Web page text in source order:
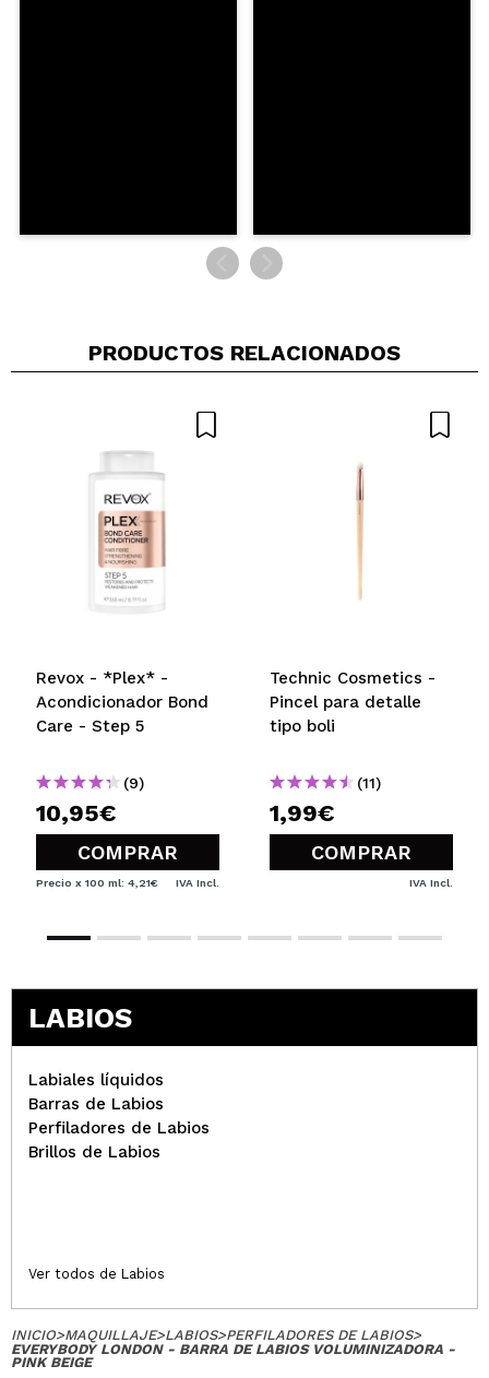
PRODUCTOS RELACIONADOS
Revox - *Plex* -
Acondicionador Bond
Care - Step 5
(9)
10,95€
COMPRAR
Precio x 100 ml: 4,21€ IVA Incl.
Technic Cosmetics -
Pincel para detalle
tipo boli
(11)
1,99€
COMPRAR
IVA Incl.
LABIOS
Labiales líquidos
Barras de Labios
Perfiladores de Labios
Brillos de Labios
Ver todos de Labios
INICIO>MAQUILLAJE>LABIOS>PERFILADORES DE LABIOS>
EVERYBODY LONDON - BARRA DE LABIOS VOLUMINIZADORA -
PINK BEIGE